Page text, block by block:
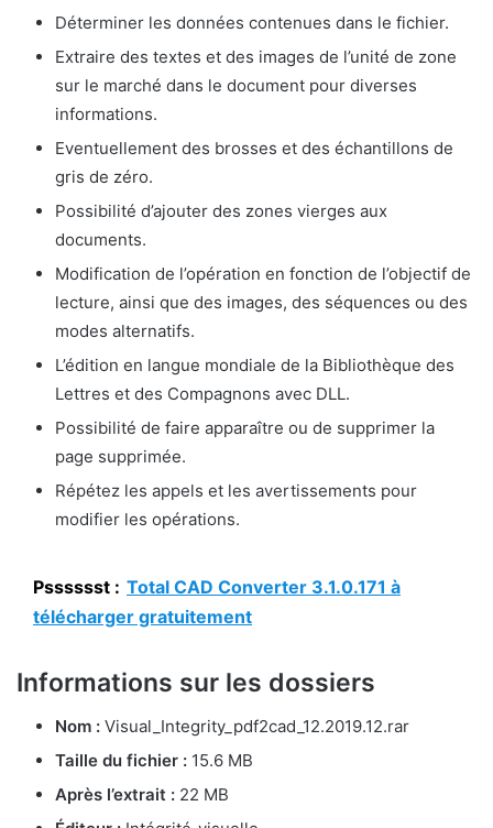
Déterminer les données contenues dans le fichier.
Extraire des textes et des images de l’unité de zone
sur le marché dans le document pour diverses
informations.
Eventuellement des brosses et des échantillons de
gris de zéro.
Possibilité d’ajouter des zones vierges aux
documents.
Modification de l’opération en fonction de l’objectif de
lecture, ainsi que des images, des séquences ou des
modes alternatifs.
L’édition en langue mondiale de la Bibliothèque des
Lettres et des Compagnons avec DLL.
Possibilité de faire apparaître ou de supprimer la
page supprimée.
Répétez les appels et les avertissements pour
modifier les opérations.
Psssssst : Total CAD Converter 3.1.0.171 à
télécharger gratuitement
Informations sur les dossiers
Nom : Visual_Integrity_pdf2cad_12.2019.12.rar
Taille du fichier : 15.6 MB
Après l’extrait : 22 MB